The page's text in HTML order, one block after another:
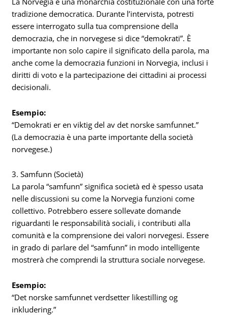
tradizione democratica. Durante l’intervista, potresti
essere interrogato sulla tua comprensione della
democrazia, che in norvegese si dice “demokrati”. È
importante non solo capire il significato della parola, ma
anche come la democrazia funzioni in Norvegia, inclusi i
diritti di voto e la partecipazione dei cittadini ai processi
decisionali.
Esempio:
“Demokrati er en viktig del av det norske samfunnet.”
(La democrazia è una parte importante della società
norvegese.)
3. Samfunn (Società)
La parola “samfunn” significa società ed è spesso usata
nelle discussioni su come la Norvegia funzioni come
collettivo. Potrebbero essere sollevate domande
riguardanti le responsabilità sociali, i contributi alla
comunità e la comprensione dei valori norvegesi. Essere
in grado di parlare del “samfunn” in modo intelligente
mostrerà che comprendi la struttura sociale norvegese.
Esempio:
“Det norske samfunnet verdsetter likestilling og
inkludering.”